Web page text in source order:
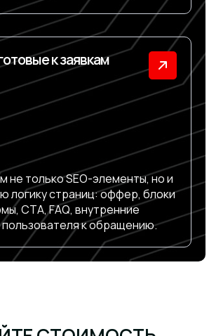
к заявкам
не только SEO-элементы, но и
логику страниц: оффер, блоки
CTA, FAQ, внутренние
пользователя к обращению.